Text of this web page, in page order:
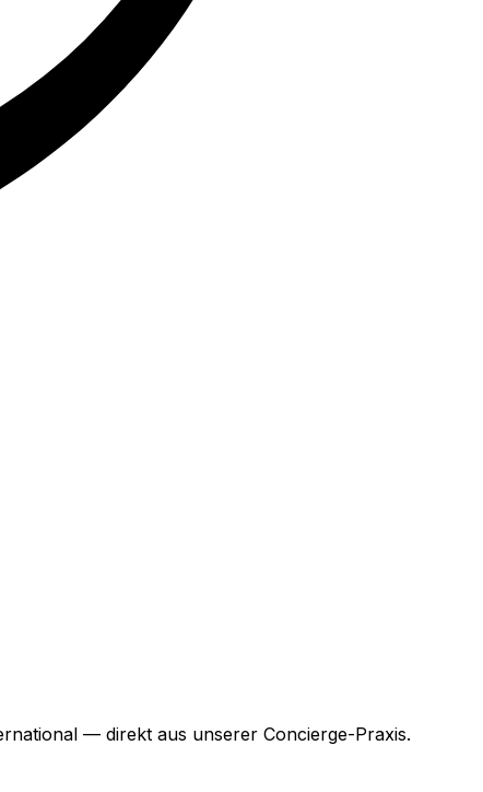
— direkt aus unserer Concierge-Praxis.